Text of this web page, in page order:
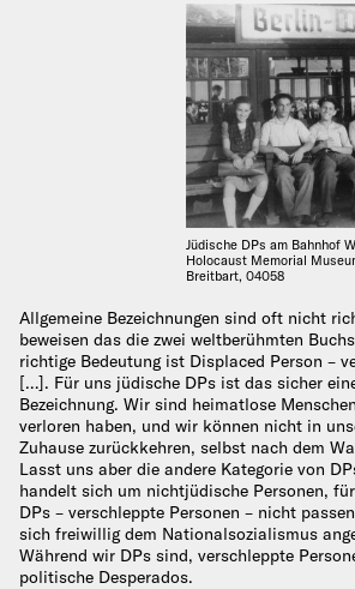
Jüdische DPs am Bahnhof
Holocaust Memorial
Breitbart, 04058
Allgemeine Bezeichnungen sind oft nicht
beweisen das die zwei weltberühmten
richtige Bedeutung ist Displaced Person –
[…]. Für uns jüdische DPs ist das sicher
Bezeichnung. Wir sind heimatlose
verloren haben, und wir können nicht in
Zuhause zurückkehren, selbst nach dem
Lasst uns aber die andere Kategorie von
handelt sich um nichtjüdische Personen,
DPs – verschleppte Personen – nicht
sich freiwillig dem Nationalsozialismus
Während wir DPs sind, verschleppte
politische Desperados.